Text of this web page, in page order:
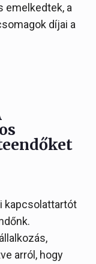
emelkedtek, a
díjai a
kapcsolattartót
arról, hogy